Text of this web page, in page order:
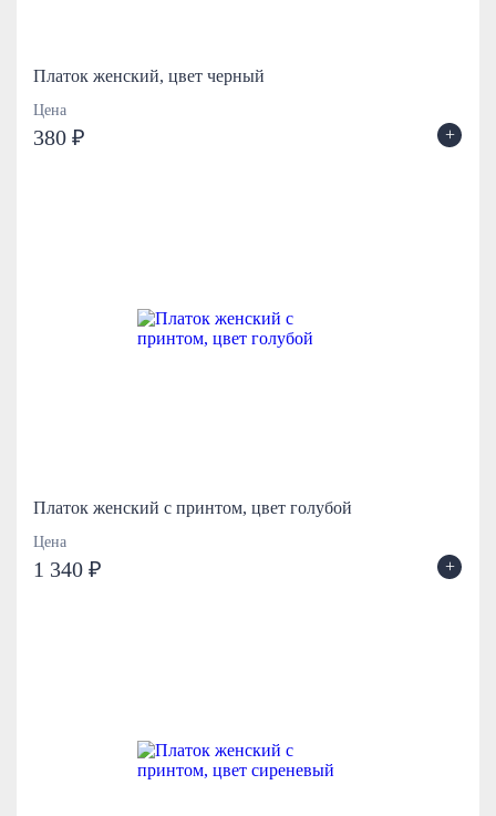
Платок женский, цвет черный
Цена
380 ₽ +
Платок женский с принтом, цвет голубой
Цена
1 340 ₽ +